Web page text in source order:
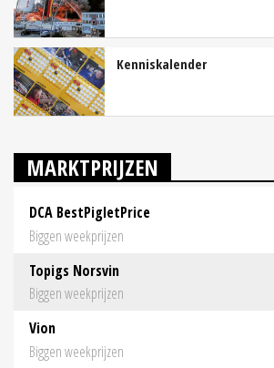
Kenniskalender
MARKTPRIJZEN
DCA BestPigletPrice
Biggen weekprijzen
Topigs Norsvin
Biggen weekprijzen
Vion
Biggen weekprijzen